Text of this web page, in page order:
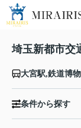
埼玉新都市交
条件から探す